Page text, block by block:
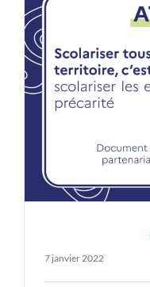
7 janvier 2022